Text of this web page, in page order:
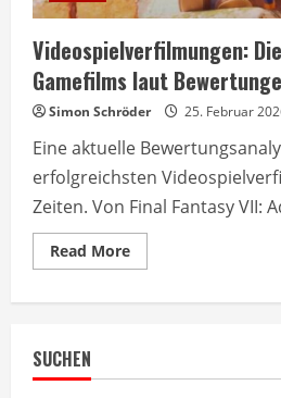
Videospielverfilmungen:
Gamefilms laut
Simon Schröder 25. Februar
Eine aktuelle
erfolgreichsten
Zeiten. Von Final Fantasy VII:
Read MoreRead
more
Bewertungen
SUCHEN